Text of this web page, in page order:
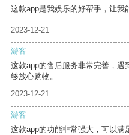
这款app是我娱乐的好帮手，让我
2023-12-21
游客
这款app的售后服务非常完善，
够放心购物。
2023-12-21
游客
这款app的功能非常强大，可以